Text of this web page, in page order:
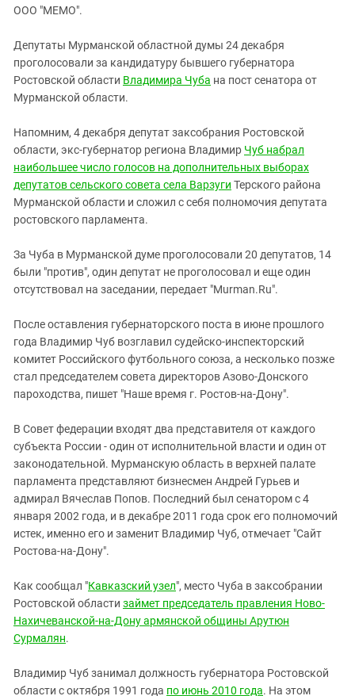
ИНАКОМЫСЛИЕ В ЧЕЧНЕ
ПРЕСЛЕДОВАНИЕ АКТИВИСТОВ
МОБИЛИЗАЦИЯ И ПРОТЕСТЫ
Дагестан
Кабардино-Балкария
Калмыкия
Краснодарский край
Нагорный Карабах
Российская Федерация
Ростовская область
СКФО
Южный Кавказ
ЮФО
ООО "МЕМО".
Депутаты Мурманской областной думы 24 декабря
проголосовали за кандидатуру бывшего губернатора
Ростовской области Владимира Чуба на пост сенатора от
Мурманской области.
Напомним, 4 декабря депутат заксобрания Ростовской
области, экс-губернатор региона Владимир Чуб набрал
наибольшее число голосов на дополнительных выборах
депутатов сельского совета села Варзуги Терского района
Мурманской области и сложил с себя полномочия депутата
ростовского парламента.
За Чуба в Мурманской думе проголосовали 20 депутатов, 14
были "против", один депутат не проголосовал и еще один
отсутствовал на заседании, передает "Murman.Ru".
После оставления губернаторского поста в июне прошлого
года Владимир Чуб возглавил судейско-инспекторский
комитет Российского футбольного союза, а несколько позже
стал председателем совета директоров Азово-Донского
пароходства, пишет "Наше время г. Ростов-на-Дону".
В Совет федерации входят два представителя от каждого
субъекта России - один от исполнительной власти и один от
законодательной. Мурманскую область в верхней палате
парламента представляют бизнесмен Андрей Гурьев и
адмирал Вячеслав Попов. Последний был сенатором с 4
января 2002 года, и в декабре 2011 года срок его полномочий
истек, именно его и заменит Владимир Чуб, отмечает "Сайт
Ростова-на-Дону".
Как сообщал "Кавказский узел", место Чуба в заксобрании
Ростовской области займет председатель правления Ново-
Нахичеванской-на-Дону армянской общины Арутюн
Сурмалян.
Владимир Чуб занимал должность губернатора Ростовской
области с октября 1991 года по июнь 2010 года. На этом